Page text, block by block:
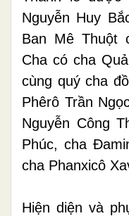
Nguyễn Huy
Ban Mê
Cha có cha
cùng quý cha
Phêrô Trần
Nguyễn Công
Phúc, cha
cha Phanxicô
Hiện diện và